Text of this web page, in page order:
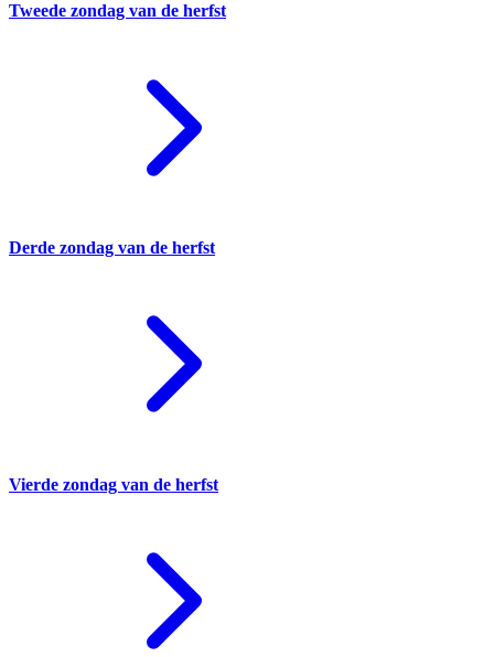
Tweede zondag van de herfst
Derde zondag van de herfst
Vierde zondag van de herfst